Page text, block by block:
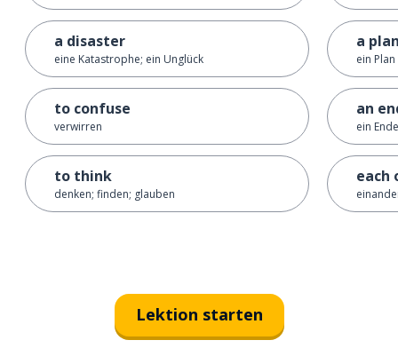
a disaster
eine Katastrophe; ein Unglück
to confuse
verwirren
to think
denken; finden; glauben
a
ein Plan
an
ein Ende
each
Lektion starten